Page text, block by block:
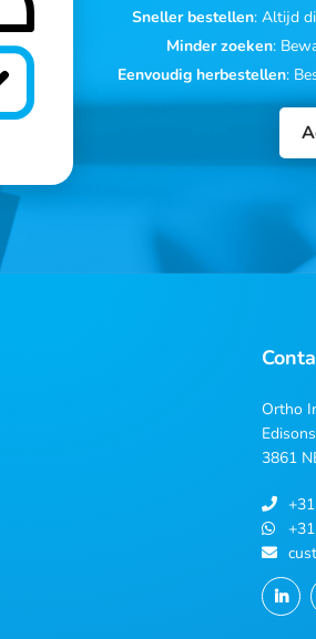
Sneller bestellen: Altijd
Minder zoeken:
Eenvoudig herbestellen:
Ortho
3861